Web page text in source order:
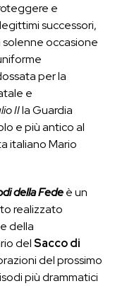
e
successori,
solenne occasione
per la
e
IIla Guardia
e più antico al
italiano Mario
della Fedeè un
realizzato
della
delSacco di
del prossimo
più drammatici